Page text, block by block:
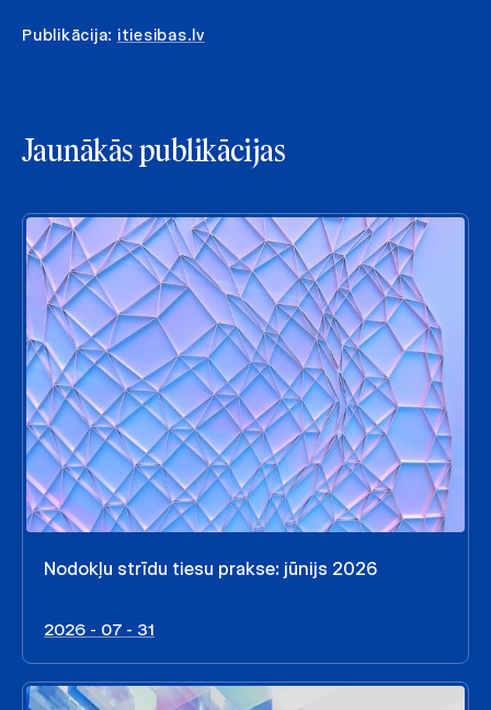
Publikācija: itiesibas.lv
Jaunākās publikācijas
Nodokļu strīdu tiesu prakse: jūnijs 2026
2026 - 07 - 31